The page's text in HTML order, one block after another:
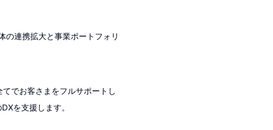
の連携拡大と事業ポートフォリ
でお客さまをフルサポートし
を支援します。